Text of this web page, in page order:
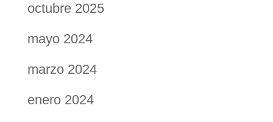
octubre 2025
mayo 2024
marzo 2024
enero 2024